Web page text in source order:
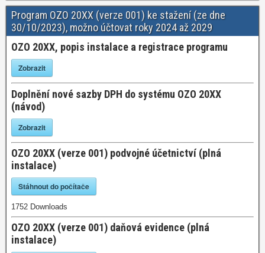
Program OZO 20XX (verze 001) ke stažení (ze dne
30/10/2023), možno účtovat roky 2024 až 2029
OZO 20XX, popis instalace a registrace programu
Zobrazit
Doplnění nové sazby DPH do systému OZO 20XX
(návod)
Zobrazit
OZO 20XX (verze 001) podvojné účetnictví (plná
instalace)
Stáhnout do počítače
1752 Downloads
OZO 20XX (verze 001) daňová evidence (plná
instalace)